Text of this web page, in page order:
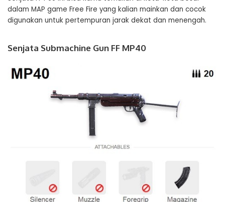
dalam MAP game Free Fire yang kalian mainkan dan cocok
digunakan untuk pertempuran jarak dekat dan menengah.
Senjata Submachine Gun FF MP40